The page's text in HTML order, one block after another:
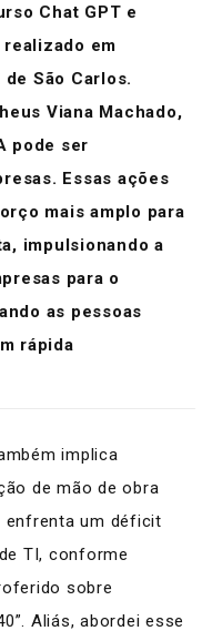
Chat GPT e
em
São Carlos.
Viana Machado,
pode ser
Essas ações
mais amplo para
impulsionando a
para o
as pessoas
rápida
implica
de mão de obra
enfrenta um déficit
TI, conforme
sobre
Aliás, abordei esse